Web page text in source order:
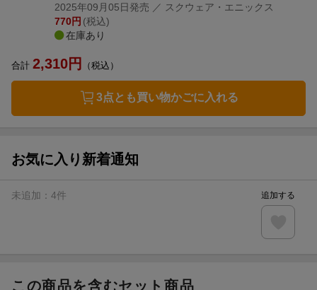
2025年09月05日発売 ／ スクウェア・エニックス
770円 (税込)
在庫あり
合計 2,310円 （税込）
3点とも買い物かごに入れる
お気に入り新着通知
未追加： 4件 追加する
この商品を含むセット商品